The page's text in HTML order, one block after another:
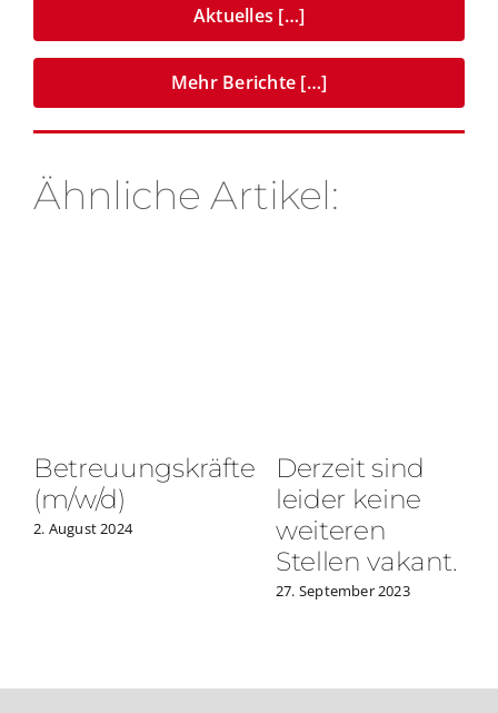
Aktuelles […]
Mehr Berichte […]
Ähnliche Artikel:
Betreuungskräfte
(m/w/d)
2. August 2024
Derzeit sind
leider keine
weiteren
Stellen vakant.
27. September 2023